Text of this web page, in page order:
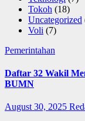
Tokoh (18)
Uncategorized
Voli (7)
Pemerintahan
Daftar 32 Wakil
BUMN
August 30, 2025